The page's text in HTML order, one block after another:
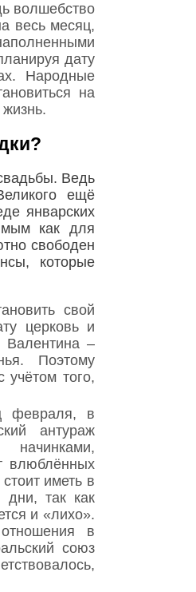
волшебство
весь месяц,
дату
Народные
на
Ведь
ещё
январских
как для
свободен
которые
свой
церковь и
Валентина –
Поэтому
того,
февраля, в
антураж
влюблённых
иметь в
так как
и «лихо».
в
союз